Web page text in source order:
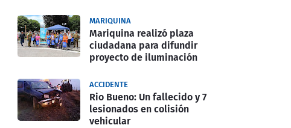
MARIQUINA
Mariquina realizó plaza
ciudadana para difundir
proyecto de iluminación
ACCIDENTE
Rio Bueno: Un fallecido y 7
lesionados en colisión
vehicular